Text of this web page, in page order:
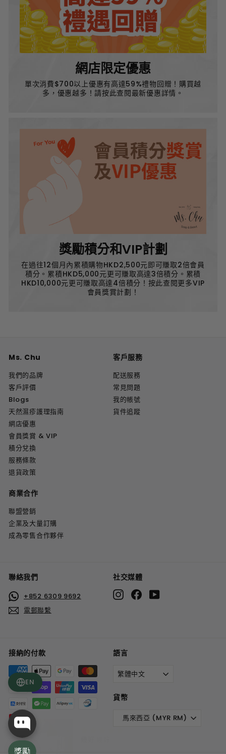
網店限定優惠
單次消費$700以上優惠有高達59%禮物回贈！購買越
多，優惠越多！請按此查閱最新優惠詳情。
獎勵積分和VIP計劃
在過往12個月內累積購物HKD2,500元即可賺取2倍會員
積分。累積HKD5,000元更可賺取高達3倍積分。累積
HKD10,000元更可賺取高達4倍積分！按此查閱更多VIP
會員獎賞計劃！
Ms. Chu
我們的品牌
客戶評價
Blogs
天然濕疹護理指南
網店優惠
會員獎賞 & VIP
積分兌換
服務條款
退貨政策
客戶服務
配送服務
常見問題
我的帳號
貨件追蹤
商業合作
聯盟營銷
企業及大量訂購
成為零售合作夥伴
聯絡我們
+852 6309 9692
電郵聯繫
社交媒體
InstagramFacebook
接納的付款 語言
繁體中文
貨幣
馬來西亞 (MYR RM)
EN